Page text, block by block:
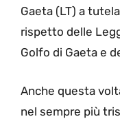
Gaeta (LT) a
rispetto delle
Golfo di Gaeta e
Anche questa
nel sempre più